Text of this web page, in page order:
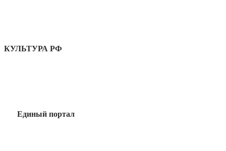
КУЛЬТУРА РФ
Единый портал